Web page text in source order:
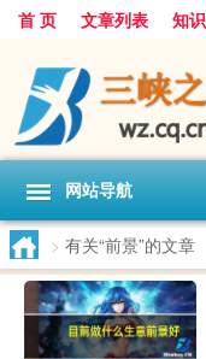
首 页 文章列表 知
网站导航
> 有关“前景”的文章